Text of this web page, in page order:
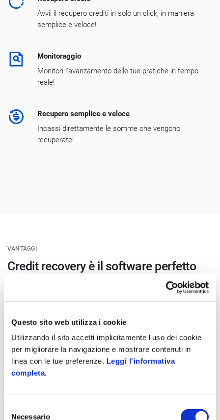
Questo sito web utilizza i cookie
Utilizzando il sito accetti implicitamente l'uso dei cookie
per migliorare la navigazione e mostrare contenuti in
linea con le tue preferenze. Leggi l'informativa
completa.
Necessario
Avvii il recupero crediti in solo un click, in maniera
semplice e veloce!
Monitoraggio
Monitori l'avanzamento delle tue pratiche in tempo
reale!
Recupero semplice e veloce
Incassi direttamente le somme che vengono
recuperate!
VANTAGGI
Credit recovery è il software perfetto
Totalmente digitale
Gestisci i procedimenti in maniera full digital, senza
carta, in modo autonomo e veloce